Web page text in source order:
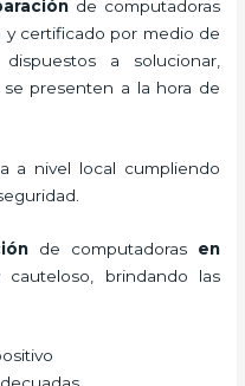
de computadoras
y certificado por medio de
a solucionar,
presenten a la hora de
a nivel local cumpliendo
de computadorasen
cauteloso, brindando las